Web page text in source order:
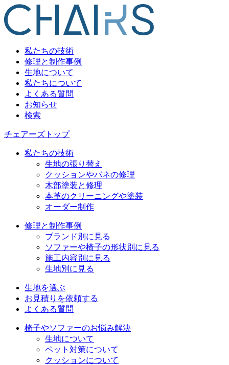
私たちの技術
修理と制作事例
生地について
私たちについて
よくある質問
お知らせ
検索
チェアーズトップ
私たちの技術
生地の張り替え
クッションやバネの修理
木部塗装と修理
本革のクリーニングや塗装
オーダー制作
修理と制作事例
ブランド別に見る
ソファーや椅子の形状別に見る
施工内容別に見る
生地別に見る
生地を選ぶ
お見積りを依頼する
よくある質問
椅子やソファーのお悩み解決
生地について
ペット対策について
クッションについて